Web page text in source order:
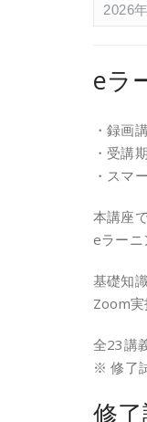
2026
eラ
・録画
・受講
・スマ
本講座
eラーニ
基礎知
Zoom実
全23講
※ 修了
修